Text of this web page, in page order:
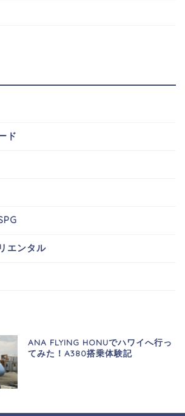
ド
エンタル
ANA FLYING HONUでハワイへ行っ
てみた！A380搭乗体験記